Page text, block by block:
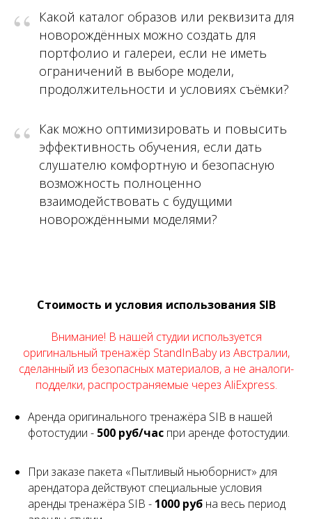
“
Какой каталог образов или реквизита для
новорождённых можно создать для
портфолио и галереи, если не иметь
ограничений в выборе модели,
продолжительности и условиях съёмки?
“
Как можно оптимизировать и повысить
эффективность обучения, если дать
слушателю комфортную и безопасную
возможность полноценно
взаимодействовать с будущими
новорождёнными моделями?​​
Стоимость и условия использования SIB
Внимание! В нашей студии используется
оригинальный тренажёр StandInBaby из Австралии,
сделанный из безопасных материалов, а не аналоги-
подделки, распространяемые через AliExpress.​
Аренда оригинального тренажёра SIB в нашей
фотостудии - 500 руб/час при аренде фотостудии.
При заказе пакета «Пытливый ньюборнист» для
арендатора действуют специальные условия
аренды тренажёра SIB - 1000 руб на весь период